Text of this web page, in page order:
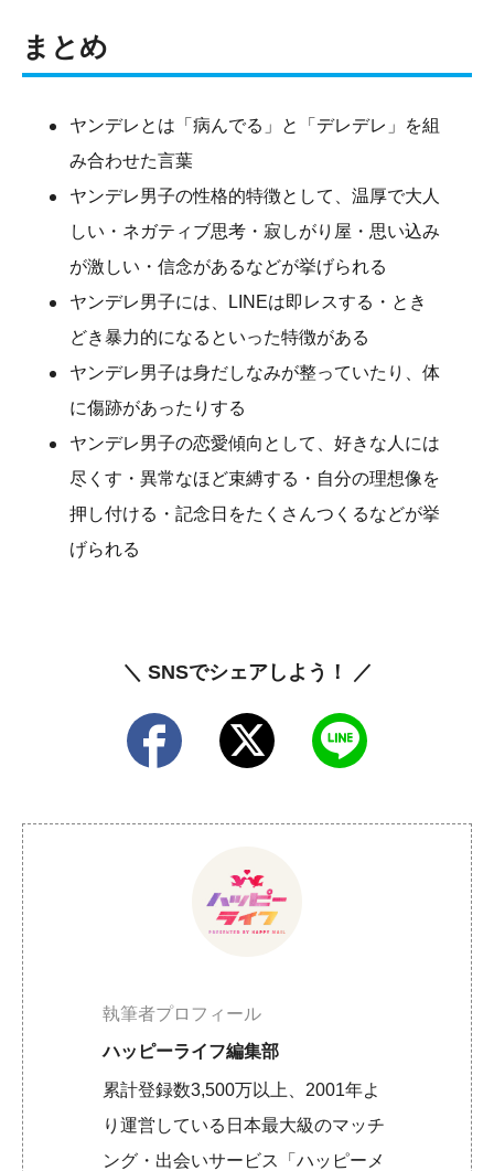
まとめ
ヤンデレとは「病んでる」と「デレデレ」を組
み合わせた言葉
ヤンデレ男子の性格的特徴として、温厚で大人
しい・ネガティブ思考・寂しがり屋・思い込み
が激しい・信念があるなどが挙げられる
ヤンデレ男子には、LINEは即レスする・とき
どき暴力的になるといった特徴がある
ヤンデレ男子は身だしなみが整っていたり、体
に傷跡があったりする
ヤンデレ男子の恋愛傾向として、好きな人には
尽くす・異常なほど束縛する・自分の理想像を
押し付ける・記念日をたくさんつくるなどが挙
げられる
＼ SNSでシェアしよう！ ／
執筆者プロフィール
ハッピーライフ編集部
累計登録数3,500万以上、2001年よ
り運営している日本最大級のマッチ
ング・出会いサービス「ハッピーメ